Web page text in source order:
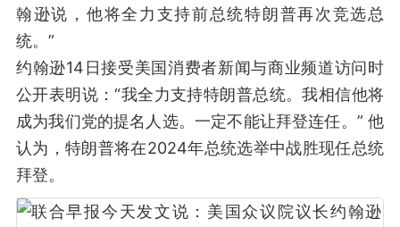
翰逊说，他将全力支持前总统特朗普再次竞选总
统。”
约翰逊14日接受美国消费者新闻与商业频道访问时
公开表明说：“我全力支持特朗普总统。我相信他将
成为我们党的提名人选。一定不能让拜登连任。” 他
认为，特朗普将在2024年总统选举中战胜现任总统
拜登。